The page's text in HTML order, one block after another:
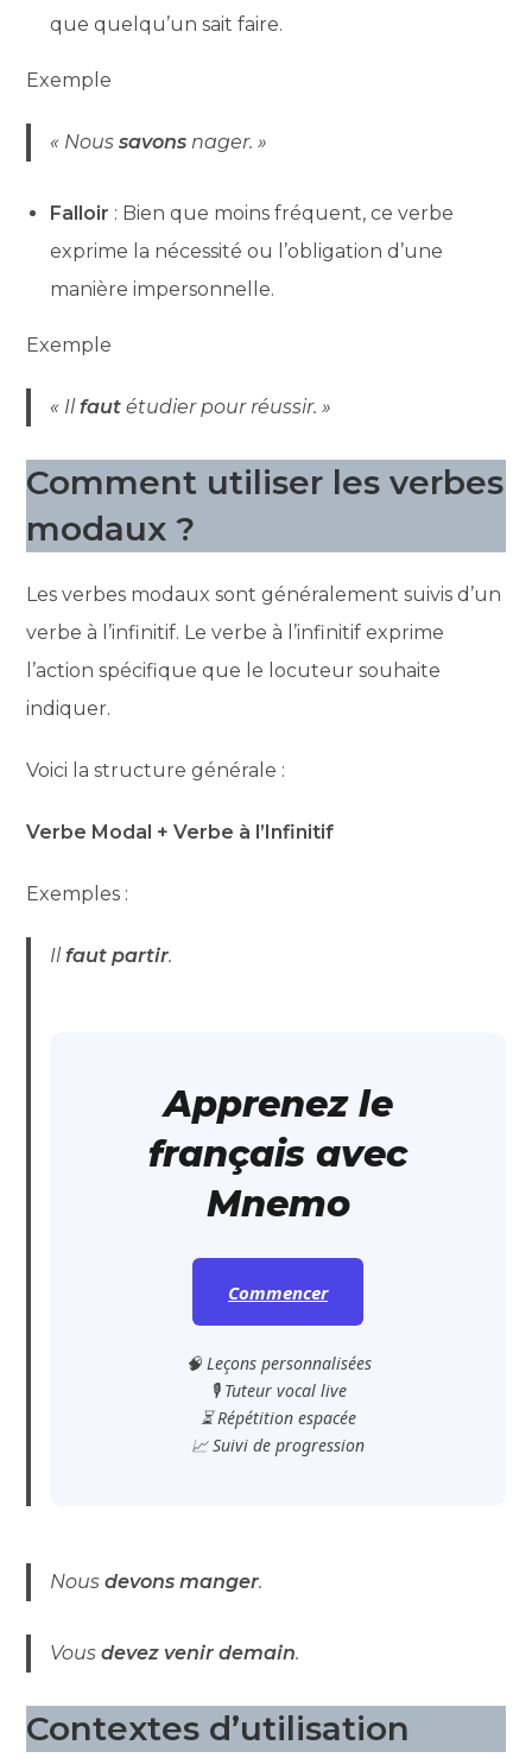
que quelqu’un sait faire.
Exemple
« Noussavons nager. »
Falloir : Bien que moins fréquent, ce verbe
exprime la nécessité ou l’obligation d’une
manière impersonnelle.
Exemple
« Ilfaut étudier pour réussir. »
Comment utiliser les verbes
modaux ?
Les verbes modaux sont généralement suivis d’un
verbe à l’infinitif. Le verbe à l’infinitif exprime
l’action spécifique que le locuteur souhaite
indiquer.
Voici la structure générale :
Verbe Modal + Verbe à l’Infinitif
Exemples :
Ilfaut partir.
Apprenez le
français avec
Mnemo
Commencer
🧠 Leçons personnalisées
🎙️ Tuteur vocal live
⏳ Répétition espacée
📈 Suivi de progression
Nousdevons manger.
Vousdevez venir demain.
Contextes d’utilisation